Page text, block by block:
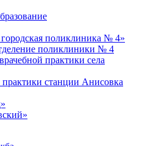
поликлиника № 4»
поликлиники № 4
практики села
станции Анисовка